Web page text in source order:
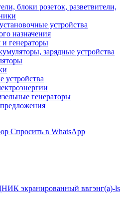
блоки розеток, разветвители,
устройства
назначения
генераторы
зарядные устройства
устройства
генераторы
Спросить в WhatsApp
экранированный ввгэнг(a)-ls